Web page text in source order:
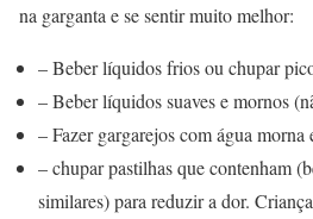
na garganta e se sentir muito melhor:
– Beber líquidos frios ou chupar
– Beber líquidos suaves e mornos
– Fazer gargarejos com água morna
– chupar pastilhas que contenham
similares) para reduzir a dor.